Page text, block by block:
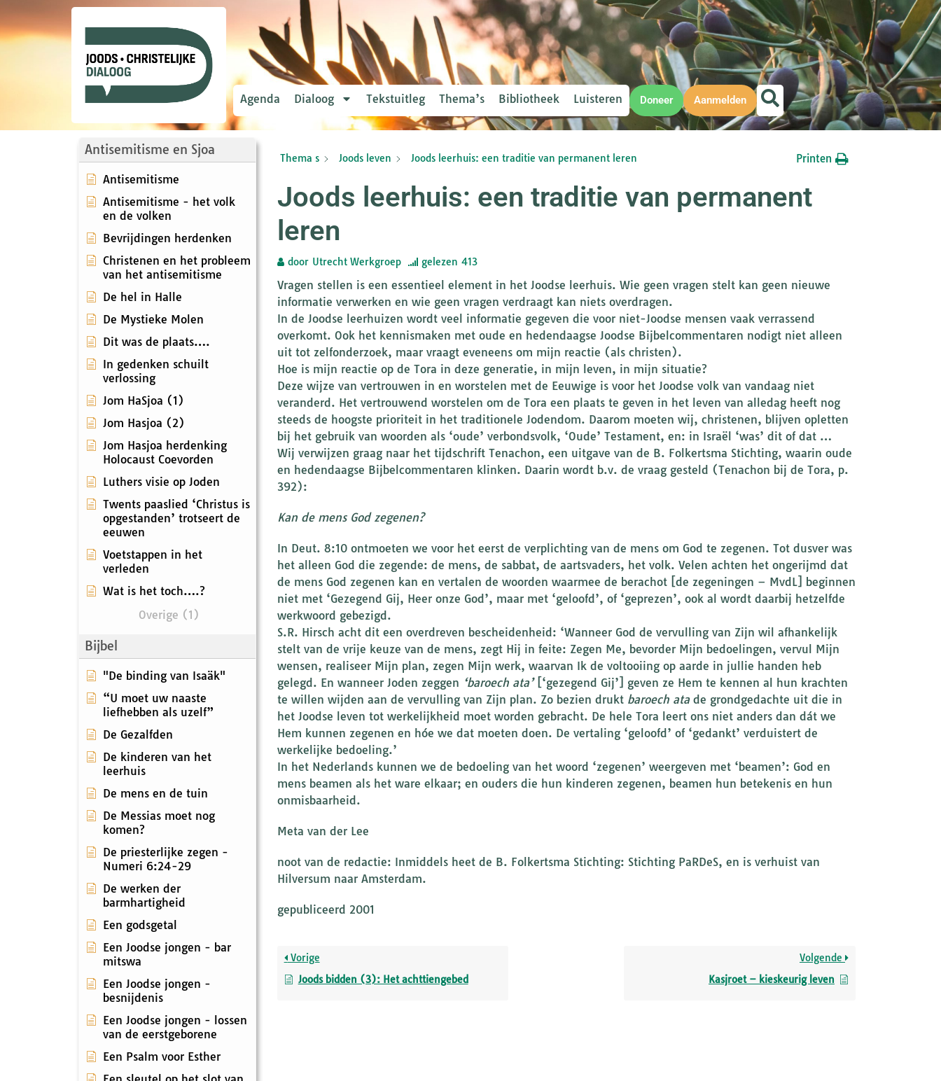
Agenda Dialoog Tekstuitleg Thema’s Bibliotheek Luisteren Doneer Aanmelden
Antisemitisme en Sjoa
Antisemitisme
Antisemitisme - het volk
en de volken
Bevrijdingen herdenken
Christenen en het probleem
van het antisemitisme
De hel in Halle
De Mystieke Molen
Dit was de plaats….
In gedenken schuilt
verlossing
Jom HaSjoa (1)
Jom Hasjoa (2)
Jom Hasjoa herdenking
Holocaust Coevorden
Luthers visie op Joden
Twents paaslied ‘Christus is
opgestanden’ trotseert de
eeuwen
Voetstappen in het
verleden
Wat is het toch….?
Overige (1)
Bijbel
"De binding van Isaäk"
“U moet uw naaste
liefhebben als uzelf”
De Gezalfden
De kinderen van het
leerhuis
De mens en de tuin
De Messias moet nog
komen?
De priesterlijke zegen -
Numeri 6:24-29
De werken der
barmhartigheid
Een godsgetal
Een Joodse jongen - bar
mitswa
Een Joodse jongen -
besnijdenis
Een Joodse jongen - lossen
van de eerstgeborene
Een Psalm voor Esther
Thema s Joods leven Joods leerhuis: een traditie van permanent leren Printen
Joods leerhuis: een traditie van permanent
leren
door Utrecht Werkgroep gelezen 413
Vragen stellen is een essentieel element in het Joodse leerhuis. Wie geen vragen stelt kan geen nieuwe
informatie verwerken en wie geen vragen verdraagt kan niets overdragen.
In de Joodse leerhuizen wordt veel informatie gegeven die voor niet-Joodse mensen vaak verrassend
overkomt. Ook het kennismaken met oude en hedendaagse Joodse Bijbelcommentaren nodigt niet alleen
uit tot zelfonderzoek, maar vraagt eveneens om mijn reactie (als christen).
Hoe is mijn reactie op de Tora in deze generatie, in mijn leven, in mijn situatie?
Deze wijze van vertrouwen in en worstelen met de Eeuwige is voor het Joodse volk van vandaag niet
veranderd. Het vertrouwend worstelen om de Tora een plaats te geven in het leven van alledag heeft nog
steeds de hoogste prioriteit in het traditionele Jodendom. Daarom moeten wij, christenen, blijven opletten
bij het gebruik van woorden als ‘oude’ verbondsvolk, ‘Oude’ Testament, en: in Israël ‘was’ dit of dat …
Wij verwijzen graag naar het tijdschrift Tenachon, een uitgave van de B. Folkertsma Stichting, waarin oude
en hedendaagse Bijbelcommentaren klinken. Daarin wordt b.v. de vraag gesteld (Tenachon bij de Tora, p.
392):
Kan de mens God zegenen?
In Deut. 8:10 ontmoeten we voor het eerst de verplichting van de mens om God te zegenen. Tot dusver was
het alleen God die zegende: de mens, de sabbat, de aartsvaders, het volk. Velen achten het ongerijmd dat
de mens God zegenen kan en vertalen de woorden waarmee de berachot [de zegeningen – MvdL] beginnen
niet met ‘Gezegend Gij, Heer onze God’, maar met ‘geloofd’, of ‘geprezen’, ook al wordt daarbij hetzelfde
werkwoord gebezigd.
S.R. Hirsch acht dit een overdreven bescheidenheid: ‘Wanneer God de vervulling van Zijn wil afhankelijk
stelt van de vrije keuze van de mens, zegt Hij in feite: Zegen Me, bevorder Mijn bedoelingen, vervul Mijn
wensen, realiseer Mijn plan, zegen Mijn werk, waarvan Ik de voltooiing op aarde in jullie handen heb
gelegd. En wanneer Joden zeggen ‘baroech ata’[‘gezegend Gij’] geven ze Hem te kennen al hun krachten
te willen wijden aan de vervulling van Zijn plan. Zo bezien druktbaroech atade grondgedachte uit die in
het Joodse leven tot werkelijkheid moet worden gebracht. De hele Tora leert ons niet anders dan dát we
Hem kunnen zegenen en hóe we dat moeten doen. De vertaling ‘geloofd’ of ‘gedankt’ verduistert de
werkelijke bedoeling.’
In het Nederlands kunnen we de bedoeling van het woord ‘zegenen’ weergeven met ‘beamen’: God en
mens beamen als het ware elkaar; en ouders die hun kinderen zegenen, beamen hun betekenis en hun
onmisbaarheid.
Meta van der Lee
noot van de redactie: Inmiddels heet de B. Folkertsma Stichting: Stichting PaRDeS, en is verhuist van
Hilversum naar Amsterdam.
gepubliceerd 2001
Vorige
Joods bidden (3): Het achttiengebed
Volgende
Kasjroet – kieskeurig leven